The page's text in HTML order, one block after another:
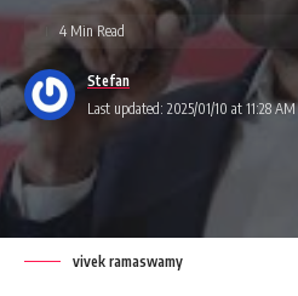
Last updated: 2025/01/10 at 11:28 AM
Stefan
4 Min Read
vivek ramaswamy